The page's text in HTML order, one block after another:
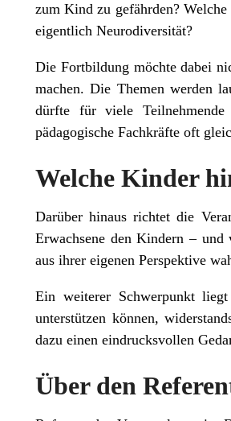
zum Kind zu gefährden?
eigentlich Neurodiversität?
Die Fortbildung möchte dabei
machen. Die Themen werden
dürfte für viele
pädagogische Fachkräfte oft
Welche Kinder
Darüber hinaus richtet die
Erwachsene den Kindern –
aus ihrer eigenen Perspektive
Ein weiterer Schwerpunkt
unterstützen können,
dazu einen eindrucksvollen
Über den